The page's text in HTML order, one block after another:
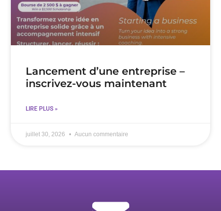
Lancement d’une entreprise –
inscrivez-vous maintenant
LIRE PLUS »
juillet 30, 2026 Aucun commentaire